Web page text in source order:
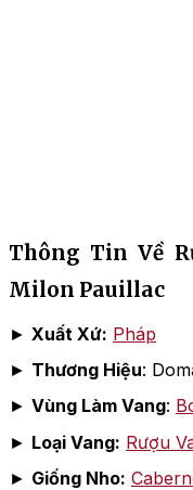
Thông Tin Về
Milon Pauillac
► Xuất Xứ: Pháp
► Thương Hiệu:
► Vùng Làm Vang:
► Loại Vang: Rượu
► Giống Nho: